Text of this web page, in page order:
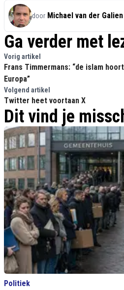
door Michael van der Galien
Ga verder met
Vorig artikel
Frans Timmermans: “de islam
Europa”
Volgend artikel
Twitter heet voortaan X
Dit vind je
Politiek